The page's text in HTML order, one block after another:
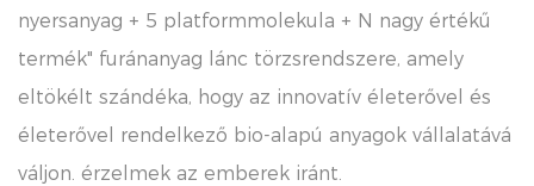
nyersanyag + 5 platformmolekula + N nagy értékű
termék" furánanyag lánc törzsrendszere, amely
eltökélt szándéka, hogy az innovatív életerővel és
életerővel rendelkező bio-alapú anyagok vállalatává
váljon. érzelmek az emberek iránt.